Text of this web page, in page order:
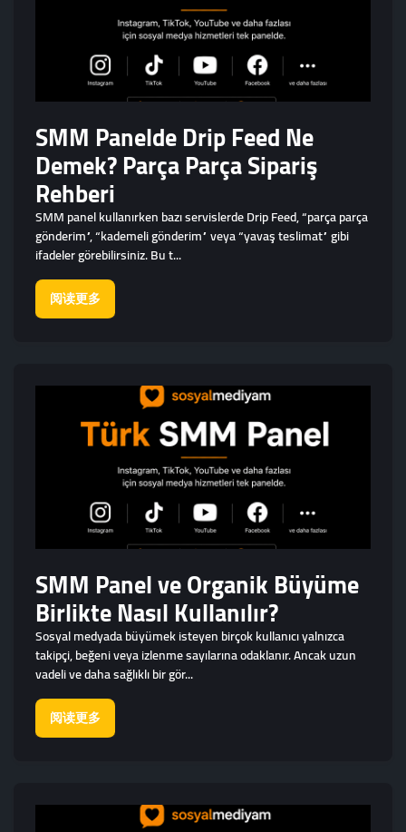
SMM Panelde Drip Feed Ne
Demek? Parça Parça Sipariş
Rehberi
SMM panel kullanırken bazı servislerde Drip Feed, “parça parça
gönderim”, “kademeli gönderim” veya “yavaş teslimat” gibi
ifadeler görebilirsiniz. Bu t...
阅读更多
SMM Panel ve Organik Büyüme
Birlikte Nasıl Kullanılır?
Sosyal medyada büyümek isteyen birçok kullanıcı yalnızca
takipçi, beğeni veya izlenme sayılarına odaklanır. Ancak uzun
vadeli ve daha sağlıklı bir gör...
阅读更多